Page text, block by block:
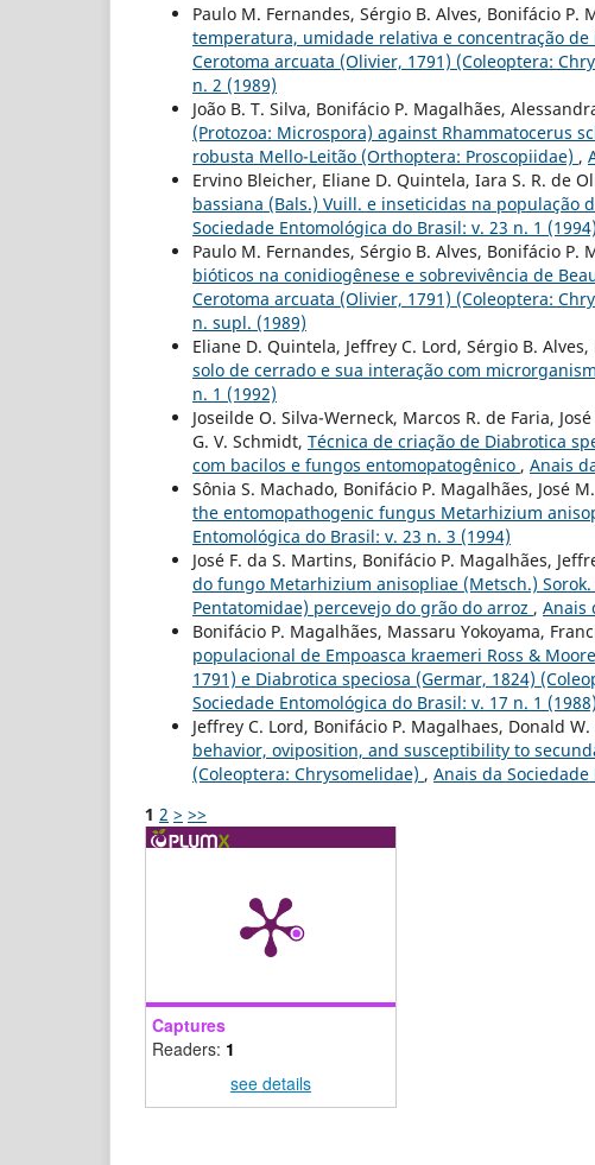
Paulo M. Fernandes, Sérgio B. Alves, Bonifácio P.
temperatura, umidade relativa e concentração
Cerotoma arcuata (Olivier, 1791) (Coleoptera:
n. 2 (1989)
João B. T. Silva, Bonifácio P. Magalhães,
(Protozoa: Microspora) against Rhammatocerus
robusta Mello-Leitão (Orthoptera: Proscopiidae) ,
Ervino Bleicher, Eliane D. Quintela, Iara S. R. de
bassiana (Bals.) Vuill. e inseticidas na
Sociedade Entomológica do Brasil: v. 23 n. 1 (1994)
Paulo M. Fernandes, Sérgio B. Alves, Bonifácio P.
bióticos na conidiogênese e sobrevivência de
Cerotoma arcuata (Olivier, 1791) (Coleoptera:
n. supl. (1989)
Eliane D. Quintela, Jeffrey C. Lord, Sérgio B.
solo de cerrado e sua interação com
n. 1 (1992)
Joseilde O. Silva-Werneck, Marcos R. de Faria,
G. V. Schmidt, Técnica de criação de Diabrotica
com bacilos e fungos entomopatogênico , Anais
Sônia S. Machado, Bonifácio P. Magalhães, José
the entomopathogenic fungus Metarhizium
Entomológica do Brasil: v. 23 n. 3 (1994)
José F. da S. Martins, Bonifácio P. Magalhães,
do fungo Metarhizium anisopliae (Metsch.)
Pentatomidae) percevejo do grão do arroz , Anais
Bonifácio P. Magalhães, Massaru Yokoyama,
populacional de Empoasca kraemeri Ross &
1791) e Diabrotica speciosa (Germar, 1824)
Sociedade Entomológica do Brasil: v. 17 n. 1 (1988)
Jeffrey C. Lord, Bonifácio P. Magalhaes, Donald
behavior, oviposition, and susceptibility to
(Coleoptera: Chrysomelidae) , Anais da
1 2 > >>
Captures
Readers: 1
see details